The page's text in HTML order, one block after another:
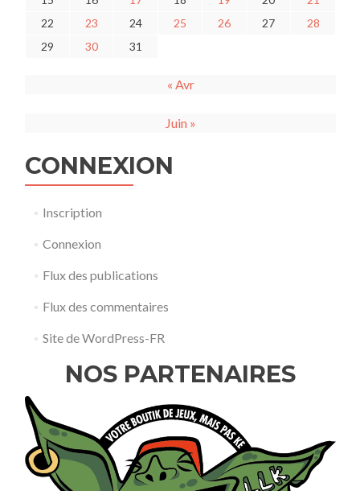
22
23 24 25 26 27
28
29
30 31
« Avr
Juin »
CONNEXION
Inscription
Connexion
Flux des publications
Flux des commentaires
Site de WordPress-FR
NOS PARTENAIRES